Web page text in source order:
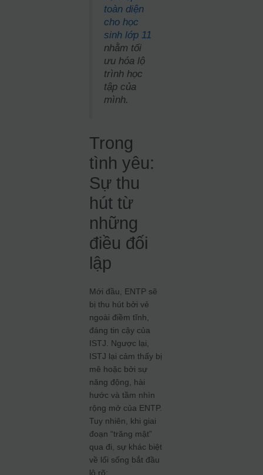
toàn diện
cho học
sinh lớp 11
nhằm tối
ưu hóa lộ
trình học
tập của
mình.
Trong
tình yêu:
Sự thu
hút từ
những
điều đối
lập
Mới đầu, ENTP sẽ
bị thu hút bởi vẻ
ngoài điềm tĩnh,
đáng tin cậy của
ISTJ. Ngược lại,
ISTJ lại cảm thấy bị
mê hoặc bởi sự
năng động, hài
hước và tầm nhìn
rộng mở của ENTP.
Tuy nhiên, khi giai
đoạn “trăng mật”
qua đi, sự khác biệt
về lối sống bắt đầu
lộ rõ: